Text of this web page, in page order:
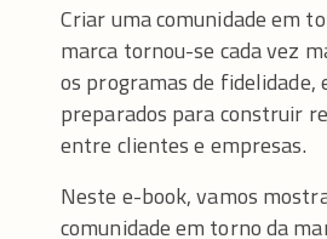
Criar uma comunidade em
marca tornou-se cada vez
os programas de fidelidade,
preparados para construir
entre clientes e empresas.
Neste e-book, vamos
comunidade em torno da